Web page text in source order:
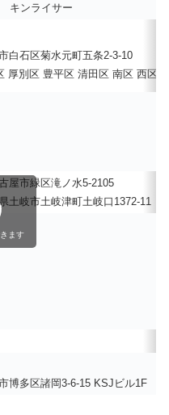
キンライサー
白石区菊水元町五条2-3-10
厚別区 豊平区 清田区 南区 西区
屋市緑区滝ノ水5-2105
土岐市土岐津町土岐口1372-11
博多区諸岡3-6-15 KSJビル1F
ます